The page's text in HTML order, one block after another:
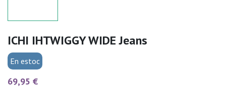
ICHI IHTWIGGY WIDE Jeans
En estoc
69,95 €